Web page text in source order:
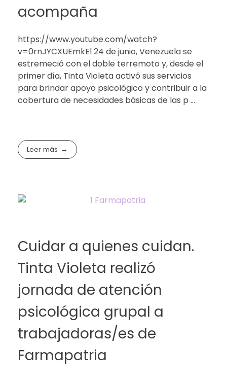
acompaña
https://www.youtube.com/watch?
v=0rnJYCXUEmkEl 24 de junio, Venezuela se
estremeció con el doble terremoto y, desde el
primer día, Tinta Violeta activó sus servicios
para brindar apoyo psicológico y contribuir a la
cobertura de necesidades básicas de las p ...
Leer más
Cuidar a quienes cuidan.
Tinta Violeta realizó
jornada de atención
psicológica grupal a
trabajadoras/es de
Farmapatria